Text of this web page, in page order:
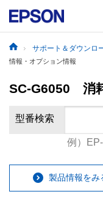
サポート＆ダウンロ
情報・オプション情報
SC-G6050 消
型番検索
例）
製品情報をみ